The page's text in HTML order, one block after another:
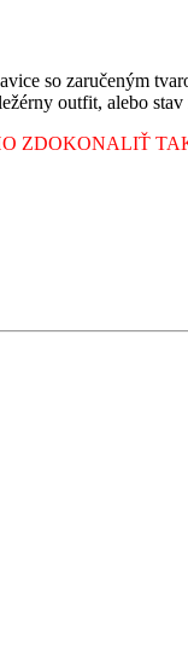
so zaručeným
outfit, alebo
ZDOKONALIŤ